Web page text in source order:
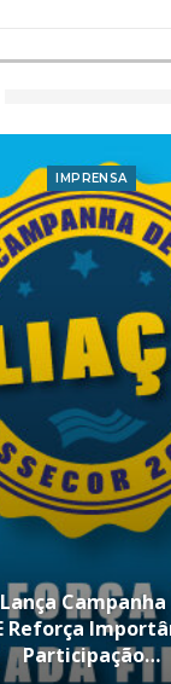
IMPRENSA
Lança
Reforça
Participação…